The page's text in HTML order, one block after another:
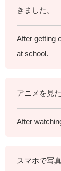
きました。
After getting
at school.
アニメを見た
After
スマホで写